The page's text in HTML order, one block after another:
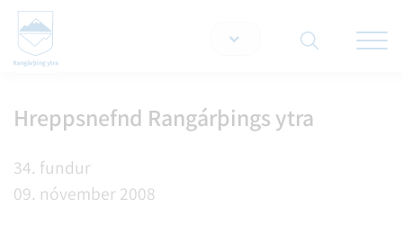
Hreppsnefnd Rangárþings ytra
34. fundur
09. nóvember 2008
Leita á vef